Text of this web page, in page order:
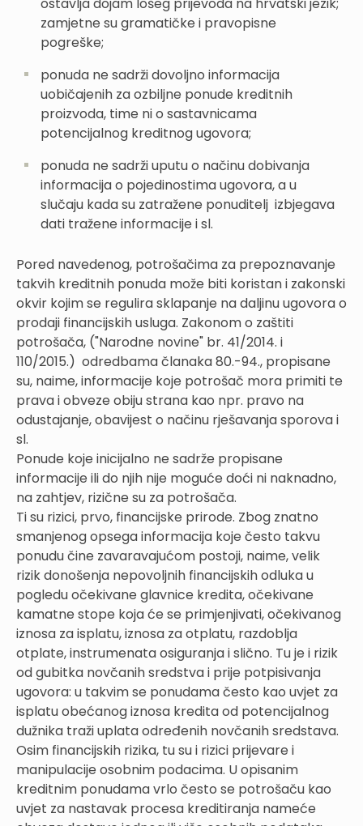
zamjetne su gramatičke i pravopisne
pogreške;
ponuda ne sadrži dovoljno informacija
uobičajenih za ozbiljne ponude kreditnih
proizvoda, time ni o sastavnicama
potencijalnog kreditnog ugovora;
ponuda ne sadrži uputu o načinu dobivanja
informacija o pojedinostima ugovora, a u
slučaju kada su zatražene ponuditelj izbjegava
dati tražene informacije i sl.
Pored navedenog, potrošačima za prepoznavanje
takvih kreditnih ponuda može biti koristan i zakonski
okvir kojim se regulira sklapanje na daljinu ugovora o
prodaji financijskih usluga. Zakonom o zaštiti
potrošača, ("Narodne novine" br. 41/2014. i
110/2015.) odredbama članaka 80.-94., propisane
su, naime, informacije koje potrošač mora primiti te
prava i obveze obiju strana kao npr. pravo na
odustajanje, obavijest o načinu rješavanja sporova i
sl.
Ponude koje inicijalno ne sadrže propisane
informacije ili do njih nije moguće doći ni naknadno,
na zahtjev, rizične su za potrošača.
Ti su rizici, prvo, financijske prirode. Zbog znatno
smanjenog opsega informacija koje često takvu
ponudu čine zavaravajućom postoji, naime, velik
rizik donošenja nepovoljnih financijskih odluka u
pogledu očekivane glavnice kredita, očekivane
kamatne stope koja će se primjenjivati, očekivanog
iznosa za isplatu, iznosa za otplatu, razdoblja
otplate, instrumenata osiguranja i slično. Tu je i rizik
od gubitka novčanih sredstva i prije potpisivanja
ugovora: u takvim se ponudama često kao uvjet za
isplatu obećanog iznosa kredita od potencijalnog
dužnika traži uplata određenih novčanih sredstava.
Osim financijskih rizika, tu su i rizici prijevare i
manipulacije osobnim podacima. U opisanim
kreditnim ponudama vrlo često se potrošaču kao
uvjet za nastavak procesa kreditiranja nameće